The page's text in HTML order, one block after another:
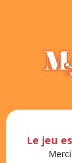
Le jeu